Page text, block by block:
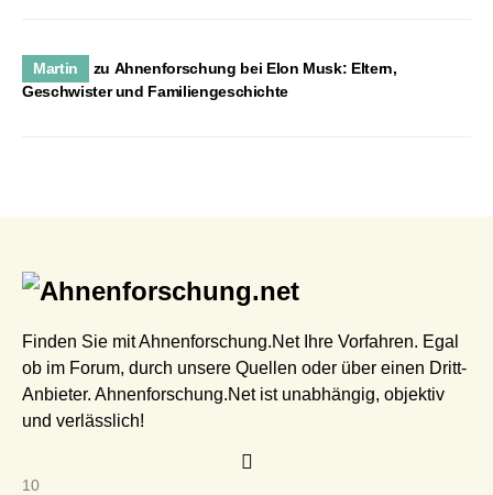
Martin zu Ahnenforschung bei Elon Musk: Eltern,
Geschwister und Familiengeschichte
Finden Sie mit Ahnenforschung.Net Ihre Vorfahren. Egal
ob im Forum, durch unsere Quellen oder über einen Dritt-
Anbieter. Ahnenforschung.Net ist unabhängig, objektiv
und verlässlich!
10